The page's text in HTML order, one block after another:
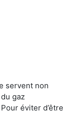
servent non
gaz
éviter d’être